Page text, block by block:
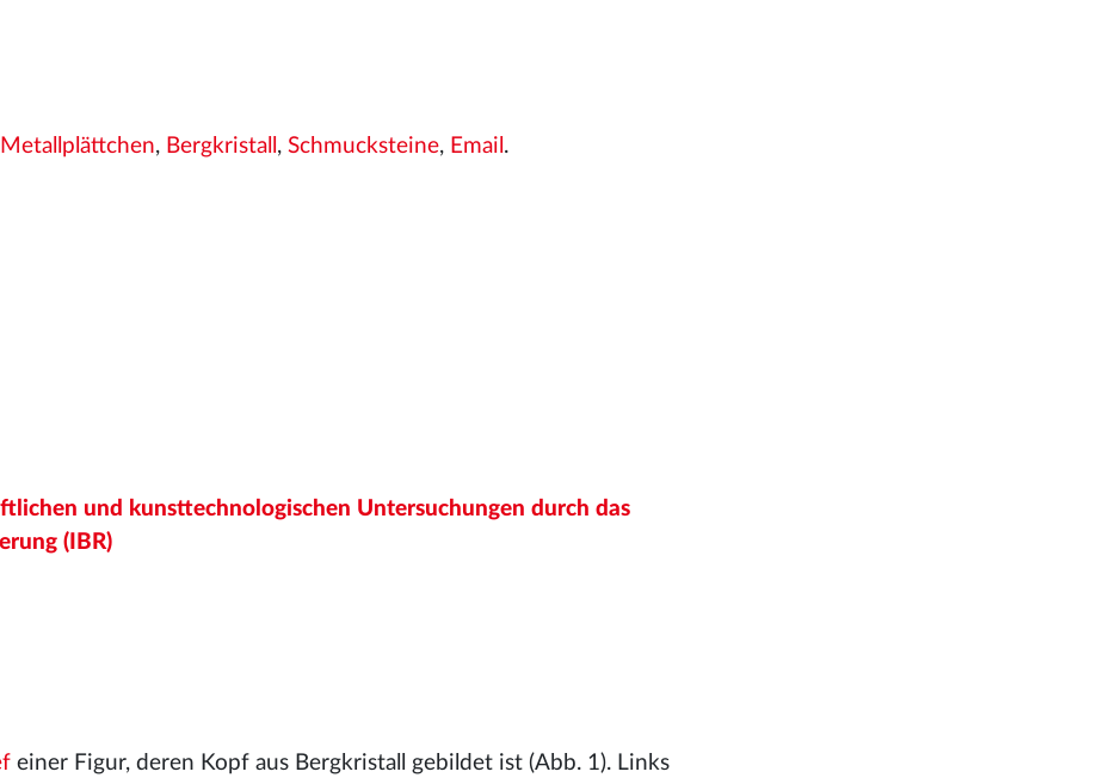
Metallplättchen, Bergkristall , Schmucksteine, Email .
und kunsttechnologischen Untersuchungen durch das
(IBR)
einer Figur, deren Kopf aus Bergkristall gebildet ist (Abb. 1). Links